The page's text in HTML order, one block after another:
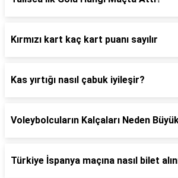
Kırmızı kart kaç kart puanı sayılır
Kas yırtığı nasıl çabuk iyileşir?
Voleybolcuların Kalçaları Neden
Türkiye İspanya maçına nasıl bilet